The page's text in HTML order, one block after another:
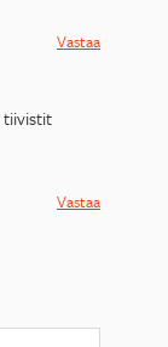
Vastaa
Vastaa